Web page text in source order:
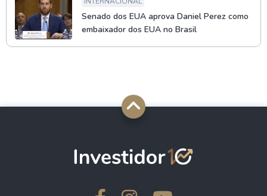
Senado dos EUA aprova Daniel Perez como
embaixador dos EUA no Brasil